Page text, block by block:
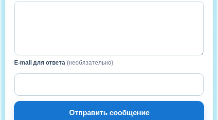
E-mail для ответа (необязательно)
Отправить сообщение